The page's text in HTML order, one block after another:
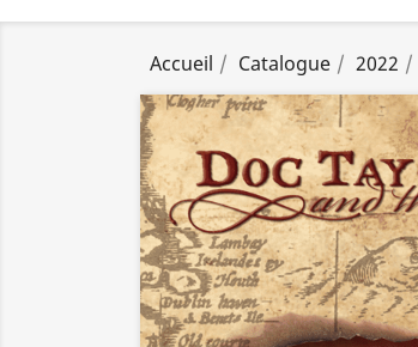
Accueil Catalogue 2022